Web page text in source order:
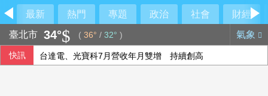
最新 熱門 專題 政治 社會
財經
臺北市 34° ( 36° / 32° ) 氣象
快訊 台達電、光寶科7月營收年月雙增 持續創高